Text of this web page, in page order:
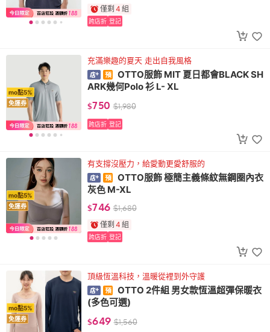
僅剩 4 組
跨店折 登記
mo點5%
免運券
充滿樂趣的夏天 走出自我風格
OTTO服飾 MIT 夏日都會BLACK SH
ARK幾何Polo 衫 L- XL
$750 $1,980
跨店折 登記
mo點5%
免運券
有支撐沒壓力，給愛動更愛舒服的
OTTO服飾 極簡主義條紋無鋼圈內衣
灰色 M-XL
$746 $1,680
僅剩 4 組
跨店折 登記
mo點5%
免運券
頂級恆溫科技，溫暖從裡到外守護
OTTO 2件組 男女款恆溫超彈保暖衣
(多色可選)
$649 $1,560